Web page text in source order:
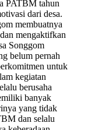
PATBM tahun
dari desa.
membuatnya
mengaktifkan
Songgom
belum pernah
untuk
kegiatan
berusaha
banyak
yang tidak
dan selalu